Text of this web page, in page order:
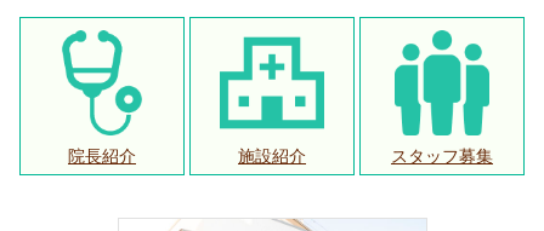
院長紹介 施設紹介 スタッフ募集